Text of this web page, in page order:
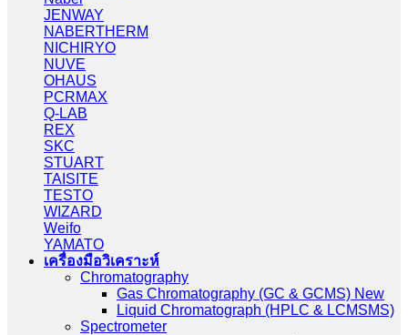
JENWAY
NABERTHERM
NICHIRYO
NUVE
OHAUS
PCRMAX
Q-LAB
REX
SKC
STUART
TAISITE
TESTO
WIZARD
Weifo
YAMATO
เครื่องมือวิเคราะห์
Chromatography
Gas Chromatography (GC & GCMS) New
Liquid Chromatograph (HPLC & LCMSMS)
Spectrometer